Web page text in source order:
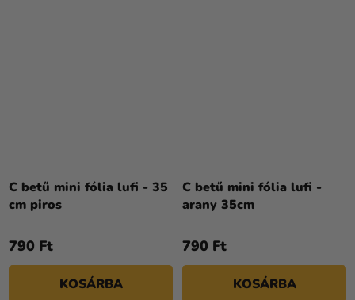
C betű mini fólia lufi - 35
cm piros
790 Ft
KOSÁRBA
C betű mini fólia lufi -
arany 35cm
790 Ft
KOSÁRBA